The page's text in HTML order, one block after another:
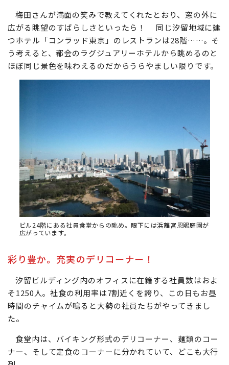
梅田さんが満面の笑みで教えてくれたとおり、窓の外に
広がる眺望のすばらしさといったら！ 同じ汐留地域に建
つホテル「コンラッド東京」のレストランは28階……。そ
う考えると、都会のラグジュアリーホテルから眺めるのと
ほぼ同じ景色を味わえるのだからうらやましい限りです。
ビル24階にある社員食堂からの眺め。眼下には浜離宮恩賜庭園が
広がっています。
彩り豊か。充実のデリコーナー！
汐留ビルディング内のオフィスに在籍する社員数はおよ
そ1250人。社食の利用率は7割近くを誇り、この日もお昼
時間のチャイムが鳴ると大勢の社員たちがやってきまし
た。
食堂内は、バイキング形式のデリコーナー、麺類のコー
ナー、そして定食のコーナーに分かれていて、どこも大行